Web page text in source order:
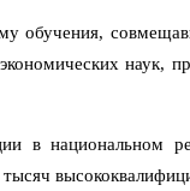
обучения,
национальном